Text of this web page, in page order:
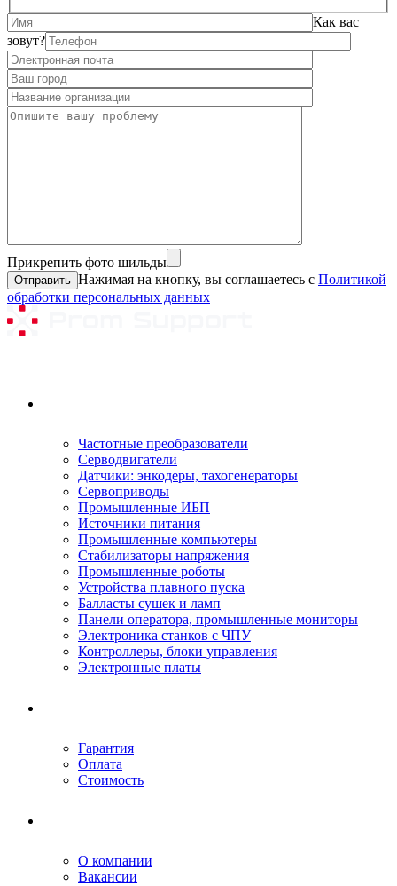
Как вас
зовут?
Прикрепить фото шильды
Нажимая на кнопку, вы соглашаетесь с Политикой
обработки персональных данных
Частотные преобразователи
Серводвигатели
Датчики: энкодеры, тахогенераторы
Сервоприводы
Промышленные ИБП
Источники питания
Промышленные компьютеры
Стабилизаторы напряжения
Промышленные роботы
Устройства плавного пуска
Балласты сушек и ламп
Панели оператора, промышленные мониторы
Электроника станков с ЧПУ
Контроллеры, блоки управления
Электронные платы
Гарантия
Оплата
Стоимость
О компании
Вакансии